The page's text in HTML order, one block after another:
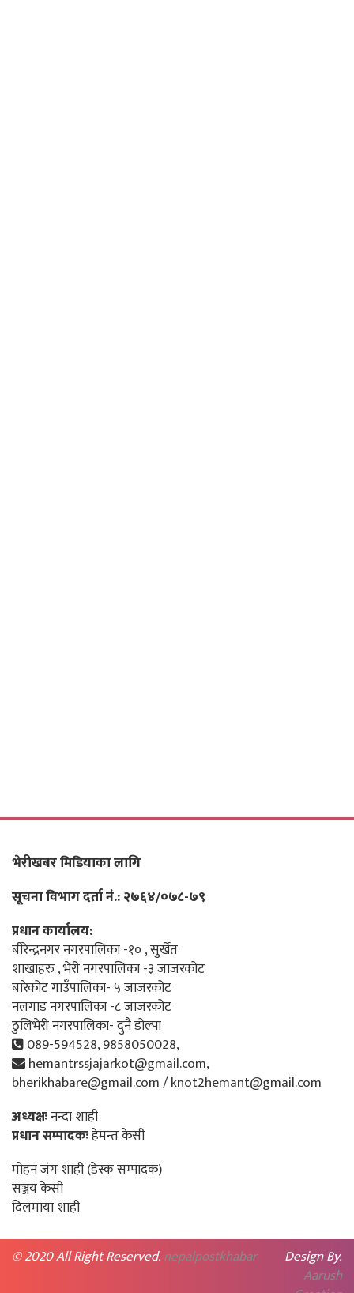
भेरीखबर मिडियाका लागि
सूचना विभाग दर्ता नं.: २७६४/०७८-७९
प्रधान कार्यालय:
बीरेन्द्रनगर नगरपालिका -१० , सुर्खेत
शाखाहरु , भेरी नगरपालिका -३ जाजरकोट
बारेकोट गाउँपालिका- ५ जाजरकोट
नलगाड नगरपालिका -८ जाजरकोट
ठुलिभेरी नगरपालिका- दुनै डोल्पा
089-594528, 9858050028,
hemantrssjajarkot@gmail.com,
bherikhabare@gmail.com / knot2hemant@gmail.com
अध्यक्षःनन्दा शाही
प्रधान सम्पादकःहेमन्त केसी
मोहन जंग शाही (डेस्क सम्पादक)
सञ्जय केसी
दिलमाया शाही
© 2020 All Right Reserved.nepalpostkhabar
Design By.
Aarush